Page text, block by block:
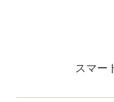
スマー